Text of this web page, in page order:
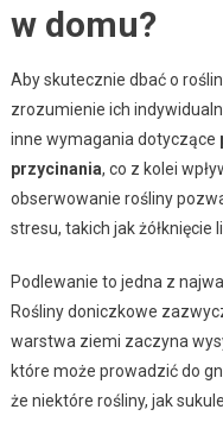
w domu?
Aby skutecznie dbać o
zrozumienie ich
inne wymagania dotyczące
przycinania, co z kolei
obserwowanie rośliny
stresu, takich jak żółknięcie
Podlewanie to jedna z
Rośliny doniczkowe
warstwa ziemi zaczyna
które może prowadzić do
że niektóre rośliny, jak